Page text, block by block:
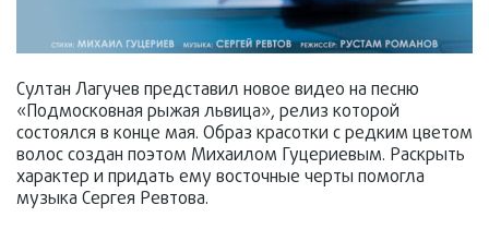
Султан Лагучев представил новое видео на песню
«Подмосковная рыжая львица», релиз которой
состоялся в конце мая. Образ красотки с редким цветом
волос создан поэтом Михаилом Гуцериевым. Раскрыть
характер и придать ему восточные черты помогла
музыка Сергея Ревтова.